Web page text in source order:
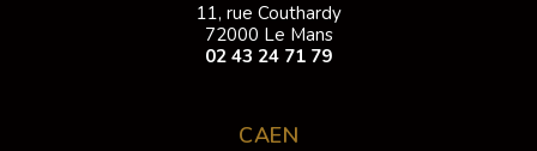
11, rue Couthardy
72000 Le Mans
02 43 24 71 79
CAEN